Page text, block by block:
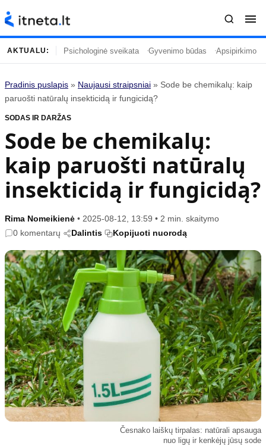
Turinys
Naujausi straipsniai
Gyvenimas
Įdomybės
Mada
Mokslas
Temos
Kulinarija
Technologijos
Gyvenimo būdas
Vasaros mada
Populiaru
Kultūra
Sodas ir daržas
Sveikata ir grožis
Karjera
Psichologinė sveikata
Tvari mada
Informacija
Etikos politika
Klaidų taisymo politika
Naudojimo sąlygos
Privatumo politika
Reklamos politika
Slapukų politika
Redakcija
Apie mus
AKTUALU: Psichologinė sveikata Gyvenimo būdas Apsipirkimo
Pradinis puslapis » Naujausi straipsniai » Sode be chemikalų: kaip
paruošti natūralų insekticidą ir fungicidą?
SODAS IR DARŽAS
Sode be chemikalų:
kaip paruošti natūralų
insekticidą ir fungicidą?
Rima Nomeikienė • 2025-08-12, 13:59 • 2 min. skaitymo
0 komentarų
Dalintis Kopijuoti nuorodą
Česnako laiškų tirpalas: natūrali apsauga
nuo ligų ir kenkėjų jūsų sode